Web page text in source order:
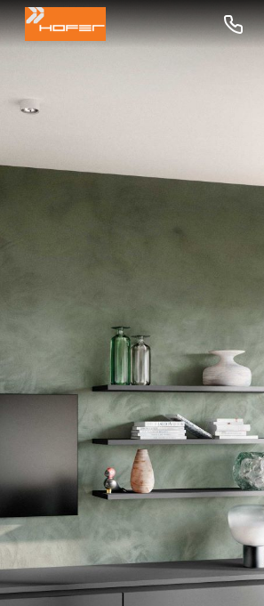
